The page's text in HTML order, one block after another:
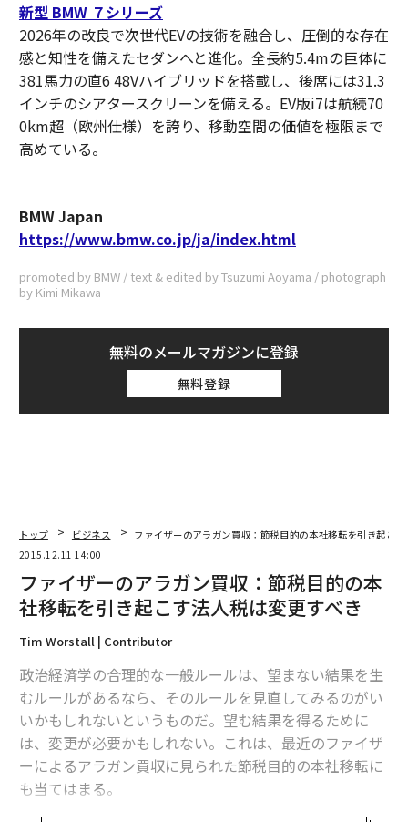
新型 BMW ７シリーズ
2026年の改良で次世代EVの技術を融合し、圧倒的な存在
感と知性を備えたセダンへと進化。全長約5.4mの巨体に
381馬力の直6 48Vハイブリッドを搭載し、後席には31.3
インチのシアタースクリーンを備える。EV版i7は航続70
0km超（欧州仕様）を誇り、移動空間の価値を極限まで
高めている。
BMW Japan
https://www.bmw.co.jp/ja/index.html
promoted by BMW / text & edited by Tsuzumi Aoyama / photograph
by Kimi Mikawa
無料のメールマガジンに登録
無料登録
トップ ビジネス
ファイザーのアラガン買収：節税目的の本社移転を引き起こ
2015.12.11 14:00
ファイザーのアラガン買収：節税目的の本
社移転を引き起こす法人税は変更すべき
Tim Worstall | Contributor
政治経済学の合理的な一般ルールは、望まない結果を生
むルールがあるなら、そのルールを見直してみるのがい
いかもしれないというものだ。望む結果を得るために
は、変更が必要かもしれない。これは、最近のファイザ
ーによるアラガン買収に見られた節税目的の本社移転に
も当てはまる。